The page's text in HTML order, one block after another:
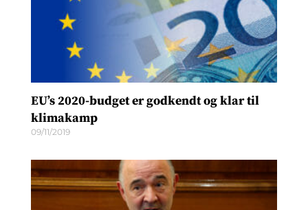
EU’s 2020-budget er godkendt og klar til
klimakamp
09/11/2019